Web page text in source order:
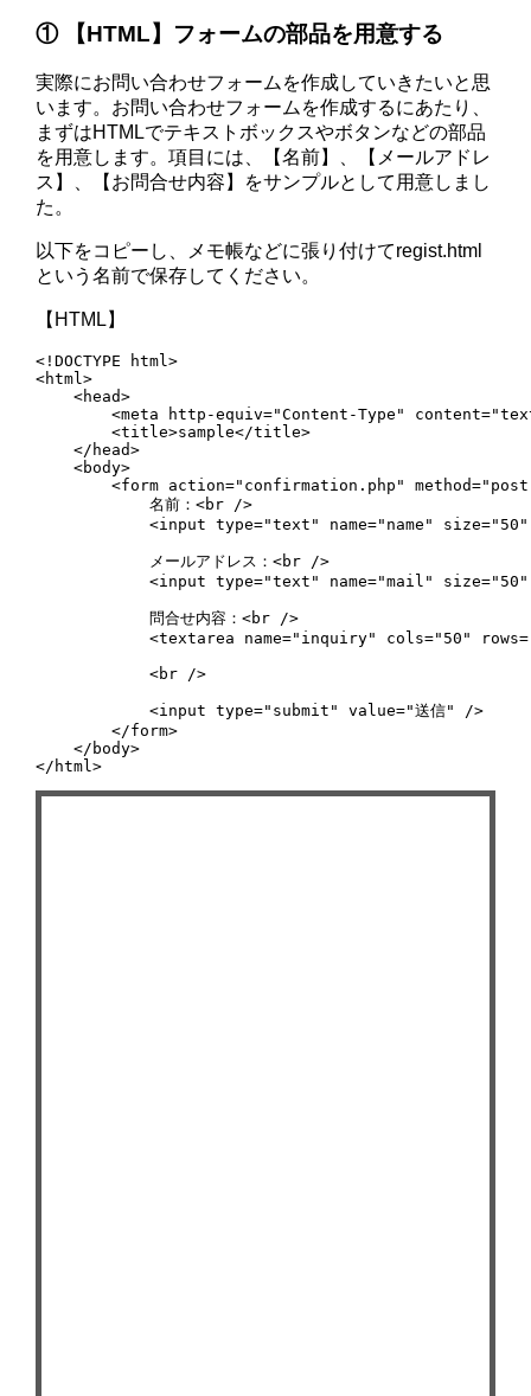
① 【HTML】フォームの部品を用意する
実際にお問い合わせフォームを作成していきたいと思
います。お問い合わせフォームを作成するにあたり、
まずはHTMLでテキストボックスやボタンなどの部品
を用意します。項目には、【名前】、【メールアドレ
ス】、【お問合せ内容】をサンプルとして用意しまし
た。
以下をコピーし、メモ帳などに張り付けてregist.html
という名前で保存してください。
【HTML】
<!DOCTYPE html>
<html>
    <head>
<meta http-equiv="Content-Type"
        <title>sample</title>
    </head>
    <body>
<form action="confirmation.php"
            名前：<br />
<input type="text" name="name"
            メールアドレス：<br />
<input type="text" name="mail"
            問合せ内容：<br />
<textarea name="inquiry" cols="50"
            <br />
            <input type="submit" value="送信" />
        </form>
    </body>
</html>